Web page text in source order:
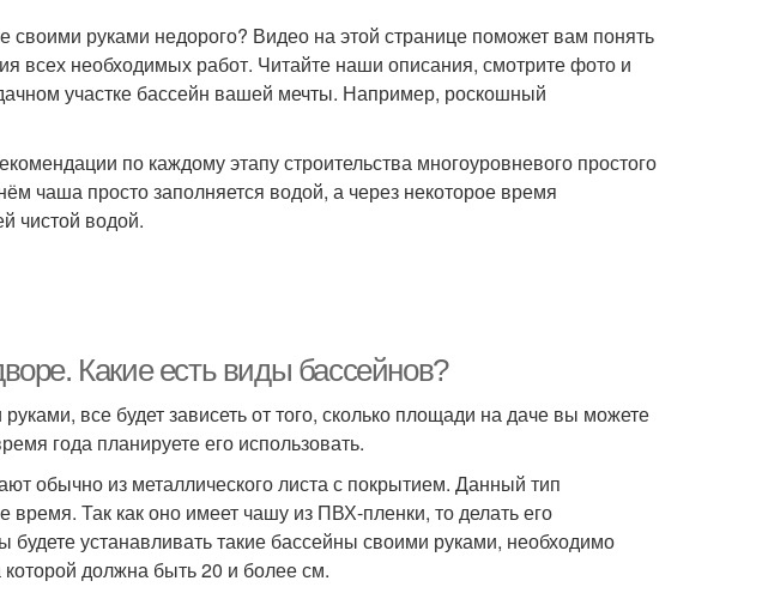
своими руками недорого? Видео на этой странице поможет вам понять
всех необходимых работ. Читайте наши описания, смотрите фото и
участке бассейн вашей мечты. Например, роскошный
по каждому этапу строительства многоуровневого простого
чаша просто заполняется водой, а через некоторое время
чистой водой.
Какие есть виды бассейнов?
все будет зависеть от того, сколько площади на даче вы можете
года планируете его использовать.
обычно из металлического листа с покрытием. Данный тип
время. Так как оно имеет чашу из ПВХ-пленки, то делать его
устанавливать такие бассейны своими руками, необходимо
должна быть 20 и более см.